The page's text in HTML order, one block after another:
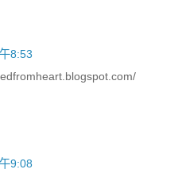
8:53
9:08